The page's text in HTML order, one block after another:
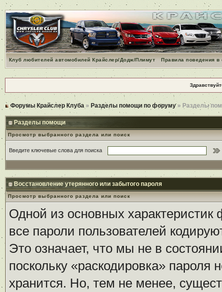
Клуб любителей автомобилей Крайслер/Додж/Плимут Правила поведения
Форумы Крайслер Клуба » Разделы помощи по форуму» Разделы
Разделы помощи
Просмотр выбранного раздела или поиск
Введите ключевые слова для поиска
Восстановление утерянного или забытого пароля
Просмотр выбранного раздела или поиск
Одной из основных характеристик
все пароли пользователей
Это означает, что мы не в
поскольку «раскодировка» пароля
хранится. Но, тем не менее,